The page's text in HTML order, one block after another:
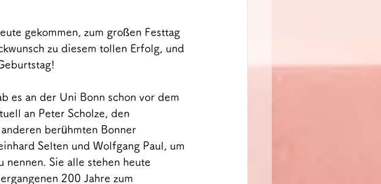
gekommen, zum großen Festtag
zu diesem tollen Erfolg, und
es an der Uni Bonn schon vor dem
an Peter Scholze, den
berühmten Bonner
Selten und Wolfgang Paul, um
nennen. Sie alle stehen heute
200 Jahre zum